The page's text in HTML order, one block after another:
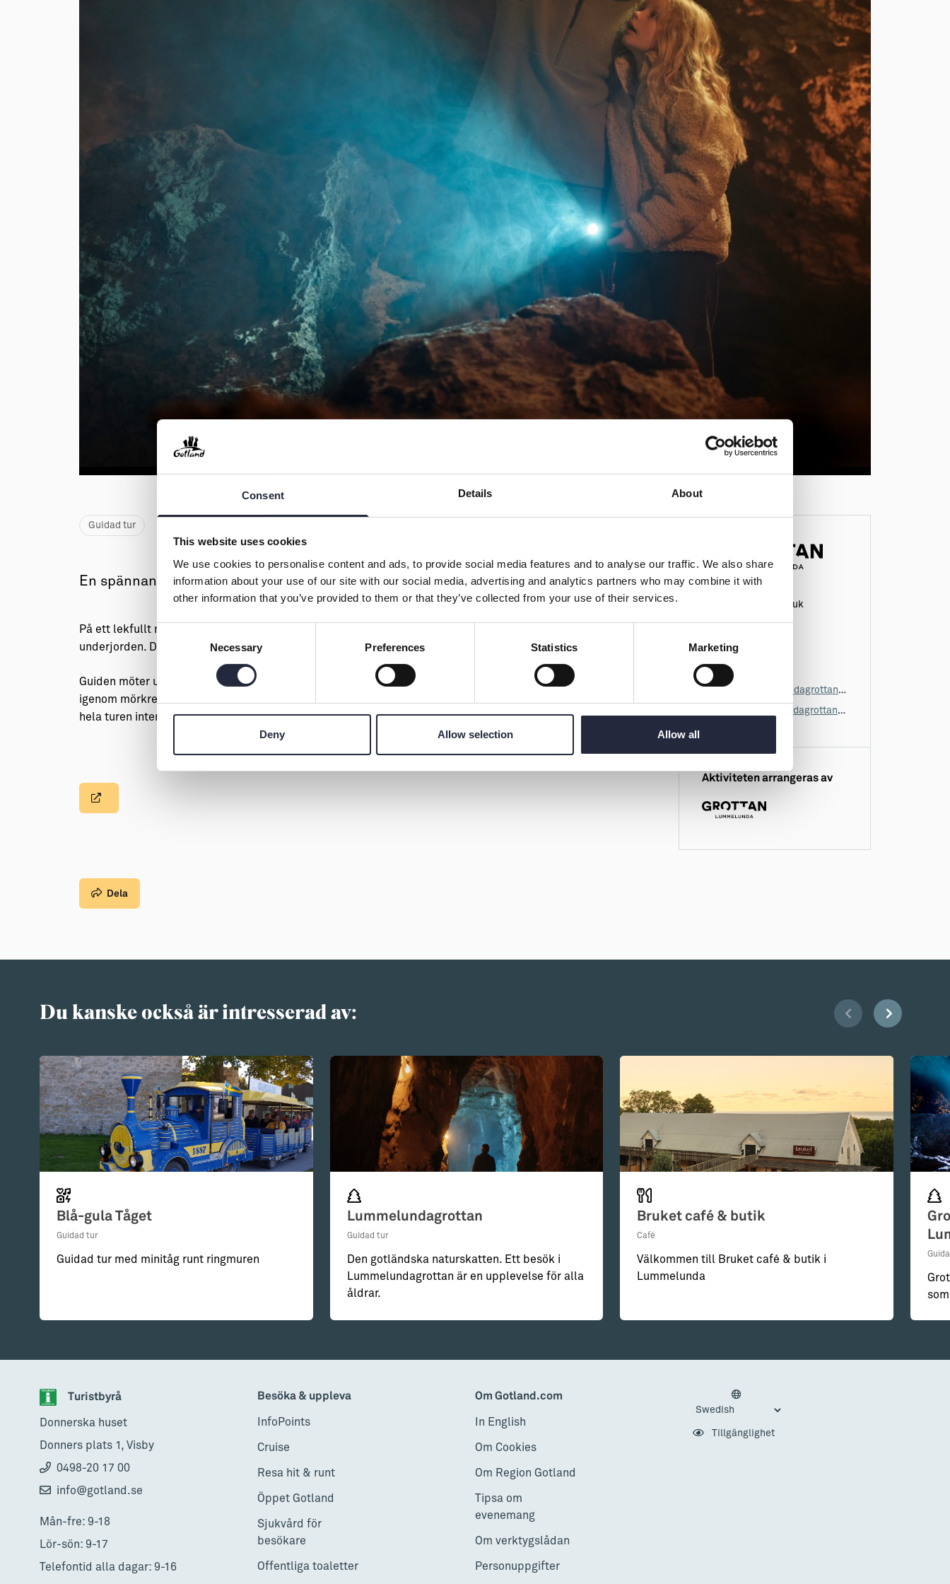
Consent Details About
This website uses cookies
We use cookies to personalise content and ads, to provide social media features and to analyse our traffic. We also share
information about your use of our site with our social media, advertising and analytics partners who may combine it with
other information that you’ve provided to them or that they’ve collected from your use of their services.
Consent
Necessary Preferences Statistics Marketing
Deny Allow selection Allow all
Guidad tur
En spännande tur för våra minsta äventyrare.
På ett lekfullt men säkert sätt följer barnen med vår guide på en oförglömlig resa ner i
underjorden. Det här är en tur på barnens egna villkor. 5-10 år, vuxna väntar utanför.
Guiden möter upp vid entrékassorna där turen också startar. Utrustade med ficklampor tar vi oss
igenom mörkret i filmrummet, vidare till grottans entrédörr och sedan ner i underjorden. Under
hela turen interagerar barnen på olika sätt. En mycket spännande och lärorik tur!
Lummelunds Bruk
Vägbeskrivning
0498-27 30 50
info@lummelundagrottan.se
www.lummelundagrottan.se
Aktiviteten arrangeras av
Dela
Du kanske också är intresserad av:
Blå-gula Tåget
Guidad tur
Guidad tur med minitåg runt ringmuren
Lummelundagrottan
Guidad tur
Den gotländska naturskatten. Ett besök i
Lummelundagrottan är en upplevelse för alla
åldrar.
Bruket café & butik
Café
Välkommen till Bruket café & butik i
Lummelunda
Turistbyrå
Donnerska huset
Donners plats 1, Visby
0498-20 17 00
info@gotland.se
Mån-fre: 9-18
Lör-sön: 9-17
Telefontid alla dagar: 9-16
Besöka & uppleva
InfoPoints
Cruise
Resa hit & runt
Öppet Gotland
Sjukvård för
besökare
Offentliga toaletter
Om Gotland.com
In English
Om Cookies
Om Region Gotland
Tipsa om
evenemang
Om verktygslådan
Personuppgifter
Tillgänglighet